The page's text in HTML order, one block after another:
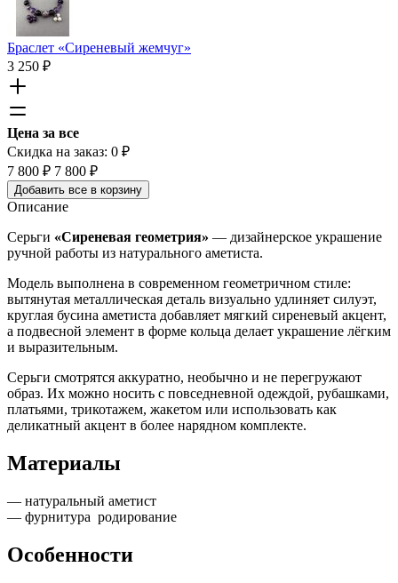
Браслет «Сиреневый жемчуг»
3 250 ₽
Цена за все
Скидка на заказ: 0 ₽
7 800 ₽ 7 800 ₽
Добавить все в корзину
Описание
Серьги «Сиреневая геометрия» — дизайнерское украшение
ручной работы из натурального аметиста.
Модель выполнена в современном геометричном стиле:
вытянутая металлическая деталь визуально удлиняет силуэт,
круглая бусина аметиста добавляет мягкий сиреневый акцент,
а подвесной элемент в форме кольца делает украшение лёгким
и выразительным.
Серьги смотрятся аккуратно, необычно и не перегружают
образ. Их можно носить с повседневной одеждой, рубашками,
платьями, трикотажем, жакетом или использовать как
деликатный акцент в более нарядном комплекте.
Материалы
— натуральный аметист
— фурнитура родирование
Особенности